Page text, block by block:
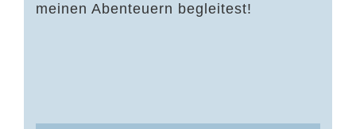
meinen Abenteuern begleitest!